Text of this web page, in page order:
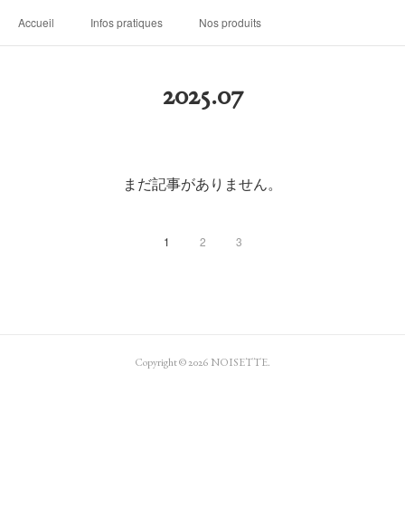
Accueil Infos pratiques Nos produits
2025.07
まだ記事がありません。
1 2 3
Copyright ©2026 NOISETTE.